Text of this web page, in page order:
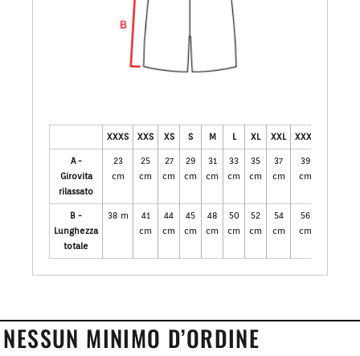
XXXS XXS XS S M L XL XXL XXXL
A -
Girovita
rilassato
23
cm
25
cm
27
cm
29
cm
31
cm
33
cm
35
cm
37
cm
39
cm
B -
Lunghezza
totale
38 m
41
cm
44
cm
45
cm
48
cm
50
cm
52
cm
54
cm
56
cm
NESSUN MINIMO D’ORDINE